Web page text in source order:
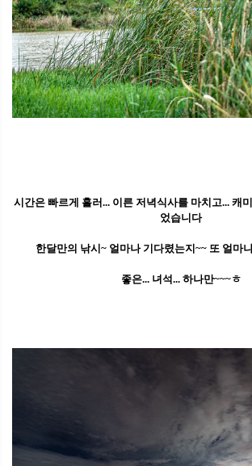
시간은 빠르게 흘러... 이른 저녁식사를 마치고... 캐
었습니다
한달만의 낚시~ 얼마나 기다렸는지~~ 또 얼마
좋은... 녀석... 하나만~~~ㅎ